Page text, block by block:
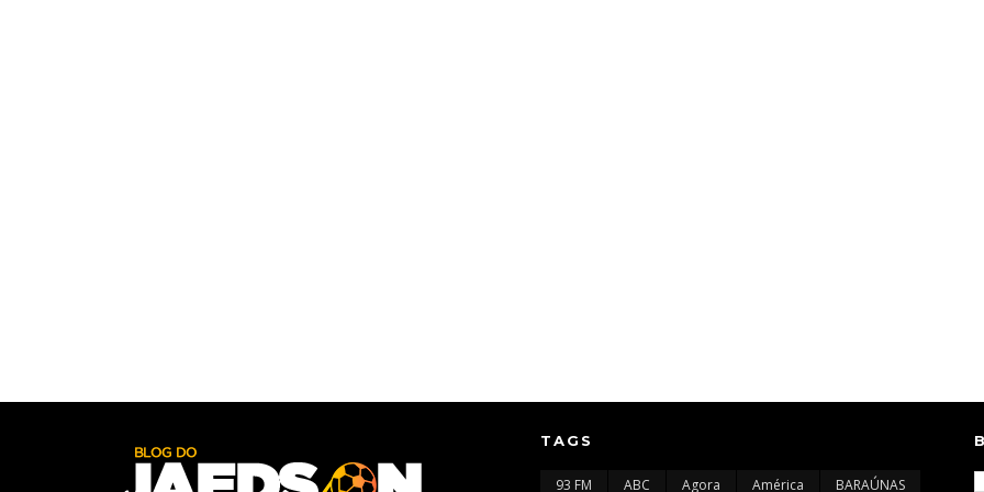
TAGS
93 FM ABC Agora América BARAÚNAS